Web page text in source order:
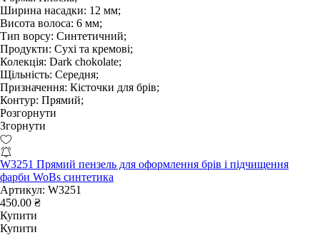
Ширина насадки: 12 мм;
Висота волоса: 6 мм;
Тип ворсу: Синтетичний;
Продукти: Сухі та кремові;
Колекція: Dark chokolate;
Щільність: Середня;
Призначення: Кісточки для брів;
Контур: Прямий;
Розгорнути
Згорнути
W3251 Прямий пензель для оформлення брів і підчищення
фарби WoBs синтетика
Артикул: W3251
450.00 ₴
Купити
Купити